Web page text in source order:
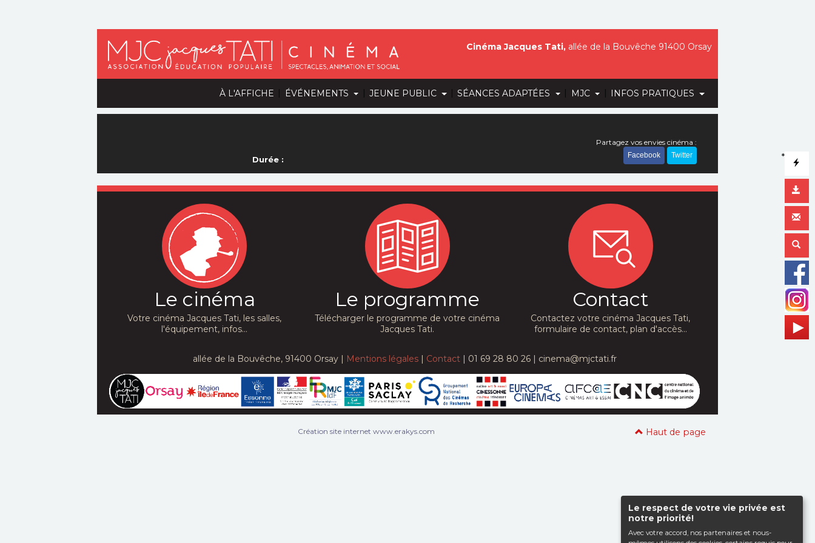
Le respect de votre vie privée est
notre priorité!
Avec votre accord, nos partenaires et nous-
À L'AFFICHE | ÉVÉNEMENTS | JEUNE PUBLIC | SÉANCES ADAPTÉES | MJC | INFOS PRATIQUES
*
Cinéma Jacques Tati, allée de la Bouvêche 91400 Orsay
Durée :
Partagez vos envies cinéma :
Facebook Twitter
Le cinéma
Votre cinéma Jacques Tati, les salles,
l'équipement, infos...
Le programme
Télécharger le programme de votre cinéma
Jacques Tati.
Contact
Contactez votre cinéma Jacques Tati,
formulaire de contact, plan d'accès...
allée de la Bouvêche, 91400 Orsay | Mentions légales| Contact| 01 69 28 80 26 | cinema@mjctati.fr
Haut de page
Création site internet www.erakys.com